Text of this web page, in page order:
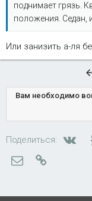
поднимает грязь.
положения. Седан,
Или занизить а-ля
Вам необходимо
Поделиться:
Электронная